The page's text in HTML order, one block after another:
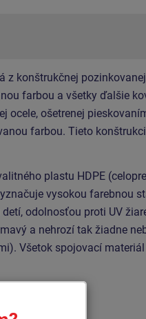
z konštrukčnej
farbou a všetky ďalšie
ocele, ošetrenej
farbou. Tieto
plastu HDPE
vysokou farebnou
odolnosťou proti UV
a nehrozí tak žiadne
Všetok spojovací